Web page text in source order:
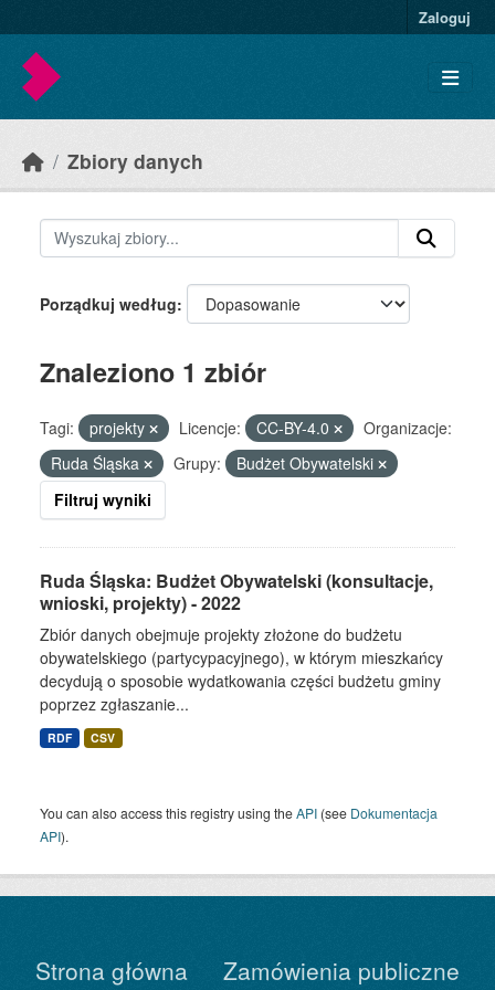
Zaloguj
Zbiory danych
Porządkuj według
Znaleziono 1 zbiór
Tagi: projekty Licencje: CC-BY-4.0
Organizacje:
Ruda Śląska
Grupy:
Budżet Obywatelski
Filtruj wyniki
Ruda Śląska: Budżet Obywatelski (konsultacje,
wnioski, projekty) - 2022
Zbiór danych obejmuje projekty złożone do budżetu
obywatelskiego (partycypacyjnego), w którym mieszkańcy
decydują o sposobie wydatkowania części budżetu gminy
poprzez zgłaszanie...
RDF CSV
You can also access this registry using theAPI (see Dokumentacja
API).
Strona główna Zamówienia publiczne